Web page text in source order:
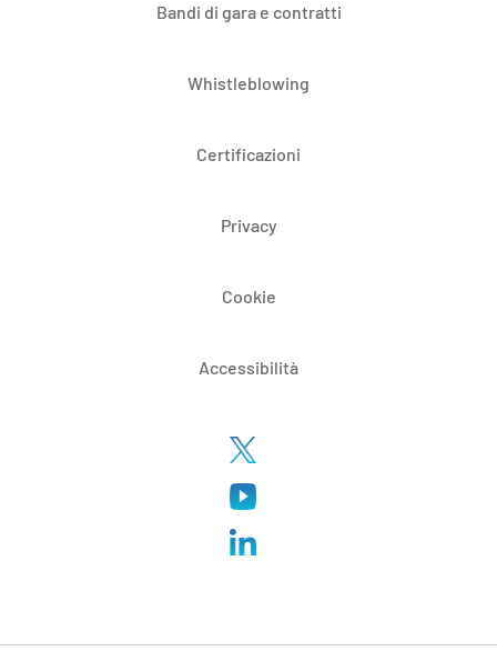
Bandi di gara e contratti
Whistleblowing
Certificazioni
Privacy
Cookie
Accessibilità